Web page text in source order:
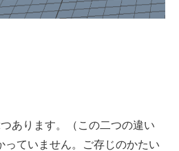
あります。（この二つの違い
っていません。ご存じのかたい